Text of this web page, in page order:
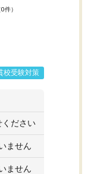
0件）
校受験対策
ください
ません
ません